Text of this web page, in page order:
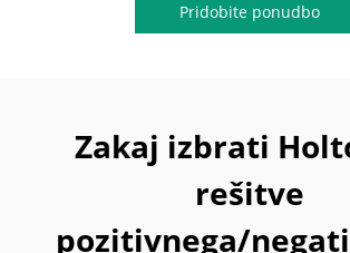
Pridobite ponudbo
Zakaj izbrati
rešitve
pozitivnega/